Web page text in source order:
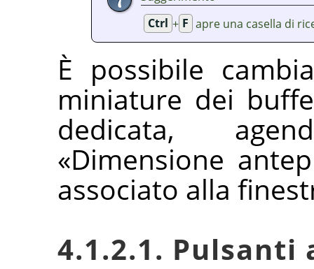
Ctrl + F apre una casella di
È possibile
miniature dei
dedicata,
«Dimensione
associato alla
4.1.2.1. Pulsanti